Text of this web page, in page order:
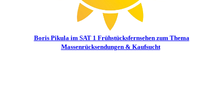
Boris Pikula im SAT 1 Frühstücksfernsehen zum Thema
Massenrücksendungen & Kaufsucht